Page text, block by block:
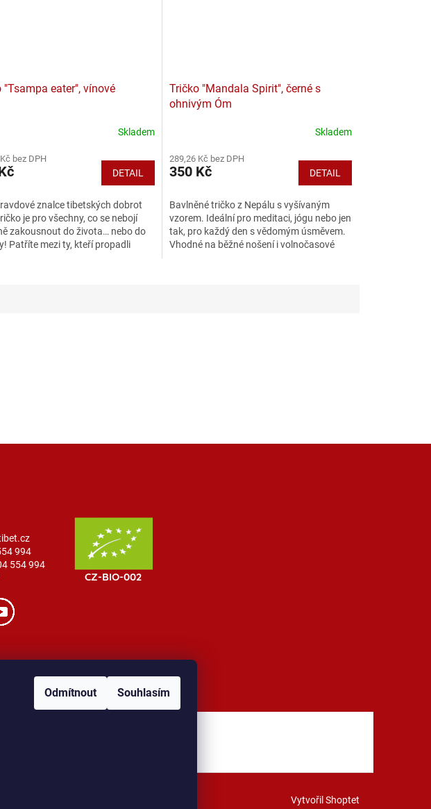
Odmítnout Souhlasím
"Tsampa eater", vínové
Skladem
bez DPH
DETAIL
znalce tibetských dobrot
je pro všechny, co se nebojí
zakousnout do života… nebo do
Patříte mezi ty, kteří propadli
Tričko "Mandala Spirit", černé s
ohnivým Óm
Skladem
289,26 Kč bez DPH
350 Kč DETAIL
Bavlněné tričko z Nepálu s vyšívaným
vzorem. Ideální pro meditaci, jógu nebo jen
tak, pro každý den s vědomým úsměvem.
Vhodné na běžné nošení i volnočasové
994
554 994
Vytvořil Shoptet